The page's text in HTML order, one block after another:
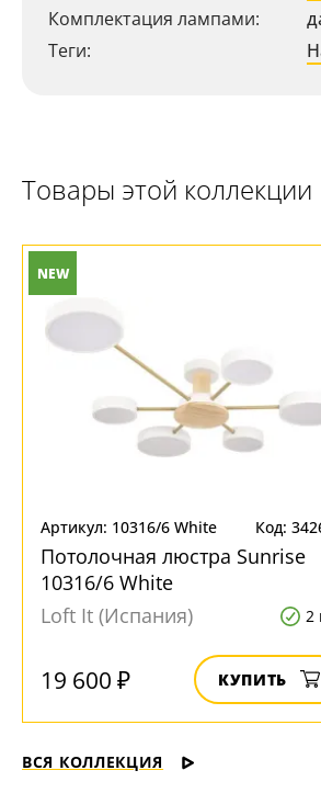
+7 (495) 255-03-21- бесплатная
Комплектация лампами:
Теги:
Товары этой коллекции
NEW
Артикул: 10316/6 White Код:
Потолочная люстра Sunrise
10316/6 White
Loft It (Испания)
2
19 600 ₽ КУПИТЬ
ВСЯ КОЛЛЕКЦИЯ